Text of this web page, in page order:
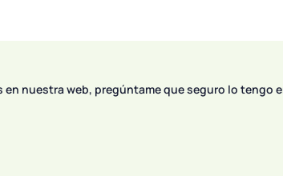
en nuestra web, pregúntame que seguro lo tengo